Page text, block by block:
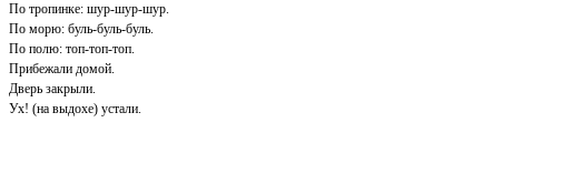
По тропинке: шур-шур-шур.
По морю: буль-буль-буль.
По полю: топ-топ-топ.
Прибежали домой.
Дверь закрыли.
Ух! (на выдохе) устали.